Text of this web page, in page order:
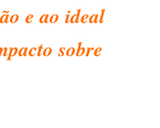
e ao ideal
sobre